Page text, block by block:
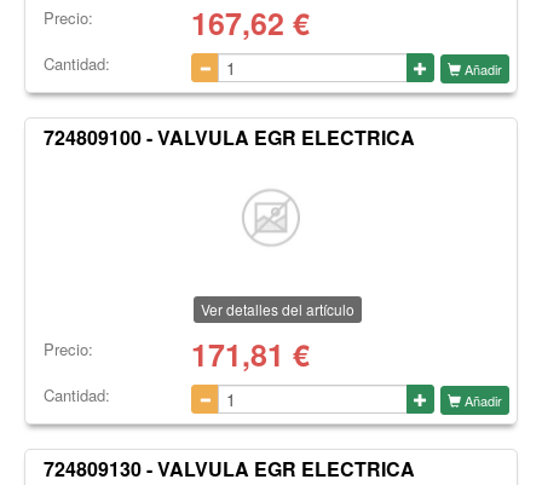
Precio: 167,62 €
Cantidad: Añadir
724809100 - VALVULA EGR ELECTRICA
Ver detalles del artículo
Precio: 171,81 €
Cantidad: Añadir
724809130 - VALVULA EGR ELECTRICA